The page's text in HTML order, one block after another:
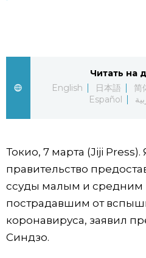
Новости
Путеводитель по Японии
Блог
Японский язык
Читать на
English
日本語 简
Español
Токио, 7 марта (Jiji
правительство
ссуды малым и средним
пострадавшим от
коронавируса, заявил
Синдзо.